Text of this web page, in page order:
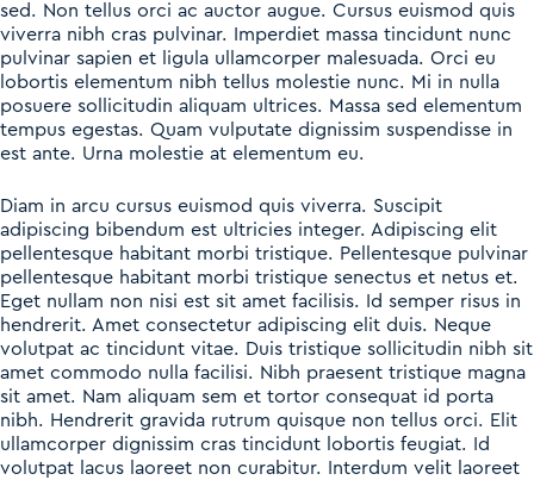
sed. Non tellus orci ac auctor augue. Cursus euismod quis
viverra nibh cras pulvinar. Imperdiet massa tincidunt nunc
pulvinar sapien et ligula ullamcorper malesuada. Orci eu
lobortis elementum nibh tellus molestie nunc. Mi in nulla
posuere sollicitudin aliquam ultrices. Massa sed elementum
tempus egestas. Quam vulputate dignissim suspendisse in
est ante. Urna molestie at elementum eu.
Diam in arcu cursus euismod quis viverra. Suscipit
adipiscing bibendum est ultricies integer. Adipiscing elit
pellentesque habitant morbi tristique. Pellentesque pulvinar
pellentesque habitant morbi tristique senectus et netus et.
Eget nullam non nisi est sit amet facilisis. Id semper risus in
hendrerit. Amet consectetur adipiscing elit duis. Neque
volutpat ac tincidunt vitae. Duis tristique sollicitudin nibh sit
amet commodo nulla facilisi. Nibh praesent tristique magna
sit amet. Nam aliquam sem et tortor consequat id porta
nibh. Hendrerit gravida rutrum quisque non tellus orci. Elit
ullamcorper dignissim cras tincidunt lobortis feugiat. Id
volutpat lacus laoreet non curabitur. Interdum velit laoreet